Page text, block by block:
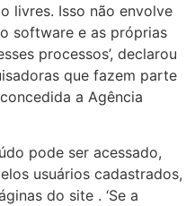
livres. Isso não envolve
software e as próprias
processos’, declarou
que fazem parte
a Agência
pode ser acessado,
usuários cadastrados,
do site . ‘Se a